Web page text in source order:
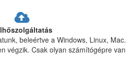
beleértve a Windows, Linux, Mac.
végzik. Csak olyan számítógépre van